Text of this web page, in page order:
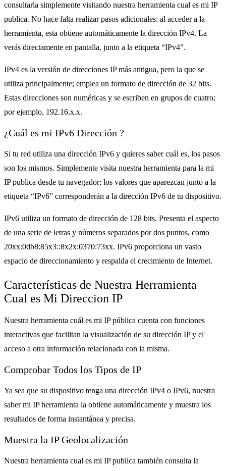
consultarla simplemente visitando nuestra herramienta cual es mi IP
publica. No hace falta realizar pasos adicionales: al acceder a la
herramienta, esta obtiene automáticamente la dirección IPv4. La
verás directamente en pantalla, junto a la etiqueta “IPv4”.
IPv4 es la versión de direcciones IP más antigua, pero la que se
utiliza principalmente; emplea un formato de dirección de 32 bits.
Estas direcciones son numéricas y se escriben en grupos de cuatro;
por ejemplo, 192.16.x.x.
¿Cuál es mi IPv6 Dirección ?
Si tu red utiliza una dirección IPv6 y quieres saber cuál es, los pasos
son los mismos. Simplemente visita nuestra herramienta para la mi
IP publica desde tu navegador; los valores que aparezcan junto a la
etiqueta “IPv6” corresponderán a la dirección IPv6 de tu dispositivo.
IPv6 utiliza un formato de dirección de 128 bits. Presenta el aspecto
de una serie de letras y números separados por dos puntos, como
20xx:0db8:85x3::8x2x:0370:73xx. IPv6 proporciona un vasto
espacio de direccionamiento y respalda el crecimiento de Internet.
Características de Nuestra Herramienta
Cual es Mi Direccion IP
Nuestra herramienta cuál es mi IP pública cuenta con funciones
interactivas que facilitan la visualización de su dirección IP y el
acceso a otra información relacionada con la misma.
Comprobar Todos los Tipos de IP
Ya sea que su dispositivo tenga una dirección IPv4 o IPv6, nuestra
saber mi IP herramienta la obtiene automáticamente y muestra los
resultados de forma instantánea y precisa.
Muestra la IP Geolocalización
Nuestra herramienta cual es mi IP publica también consulta la